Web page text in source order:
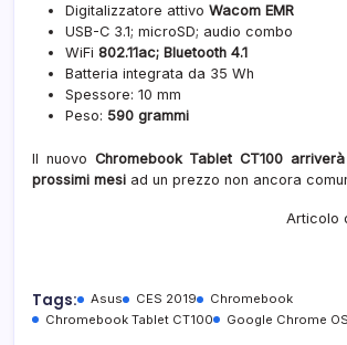
Digitalizzatore attivo Wacom EMR
USB-C 3.1; microSD; audio combo
WiFi 802.11ac; Bluetooth 4.1
Batteria integrata da 35 Wh
Spessore: 10 mm
Peso: 590 grammi
Il nuovo Chromebook Tablet CT100
prossimi mesi ad un prezzo non ancora
Articolo
Tags: Asus CES 2019
Chromebook
Chromebook Tablet CT100
Google Chrome OS